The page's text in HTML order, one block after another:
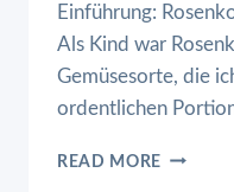
Einführung:
Als Kind war
Gemüsesorte, die
ordentlichen
READ MORE